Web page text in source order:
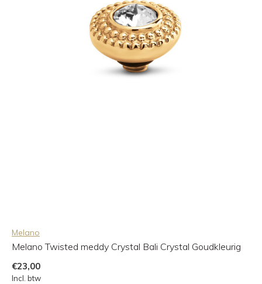
Melano
Melano Twisted meddy Crystal Bali Crystal Goudkleurig
€23,00
Incl. btw